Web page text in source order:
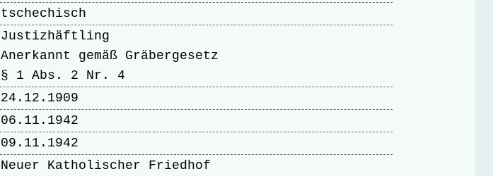
tschechisch
Justizhäftling
Anerkannt gemäß Gräbergesetz
§ 1 Abs. 2 Nr. 4
24.12.1909
06.11.1942
09.11.1942
Neuer Katholischer Friedhof